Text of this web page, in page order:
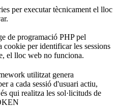
per executar tècnicament el lloc
de programació PHP pel
per identificar les sessions
el lloc web no funciona.
utilitzat genera
a cada sessió d'usuari actiu,
qui realitza les sol·licituds de